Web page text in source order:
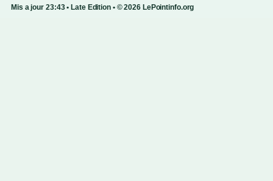
Mis a jour 23:43 • Late Edition • © 2026 LePointinfo.org